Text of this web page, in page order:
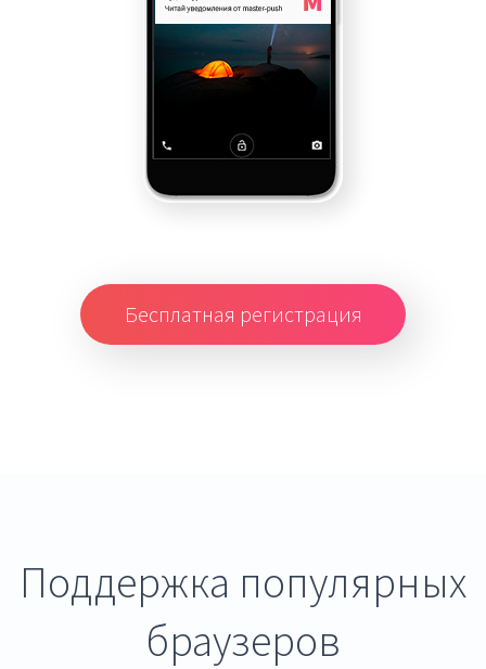
Бесплатная регистрация
Поддержка популярных
браузеров